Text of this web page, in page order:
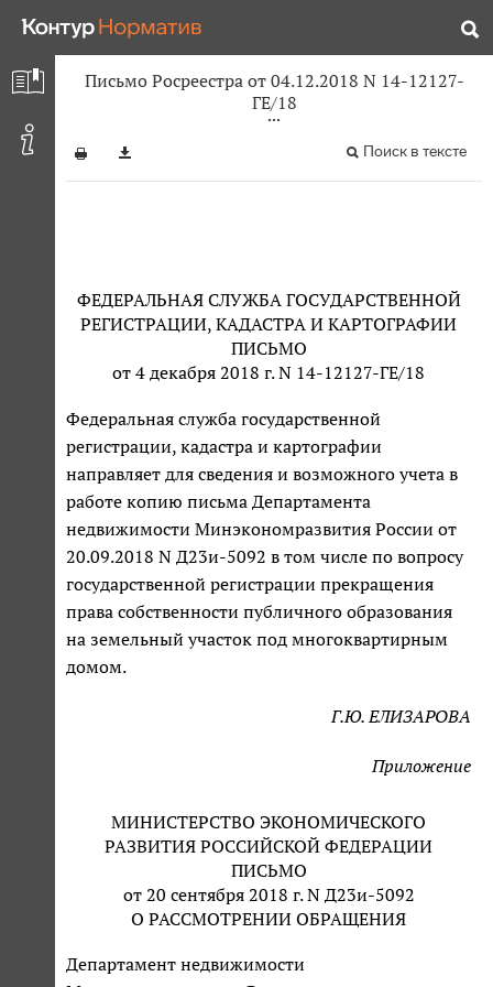
Письмо Росреестра от 04.12.2018 N 14-12127-
ГЕ/18
Поиск в тексте
ФЕДЕРАЛЬНАЯ СЛУЖБА ГОСУДАРСТВЕННОЙ
РЕГИСТРАЦИИ, КАДАСТРА И КАРТОГРАФИИ
ПИСЬМО
от 4 декабря 2018 г. N 14-12127-ГЕ/18
Федеральная служба государственной
регистрации, кадастра и картографии
направляет для сведения и возможного учета в
работе копию письма Департамента
недвижимости Минэкономразвития России от
20.09.2018 N Д23и-5092 в том числе по вопросу
государственной регистрации прекращения
права собственности публичного образования
на земельный участок под многоквартирным
домом.
Г.Ю. ЕЛИЗАРОВА
Приложение
МИНИСТЕРСТВО ЭКОНОМИЧЕСКОГО
РАЗВИТИЯ РОССИЙСКОЙ ФЕДЕРАЦИИ
ПИСЬМО
от 20 сентября 2018 г. N Д23и-5092
О РАССМОТРЕНИИ ОБРАЩЕНИЯ
Департамент недвижимости